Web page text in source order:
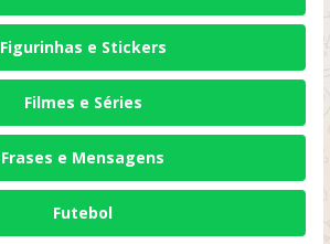
Figurinhas e Stickers
Filmes e Séries
Frases e Mensagens
Futebol